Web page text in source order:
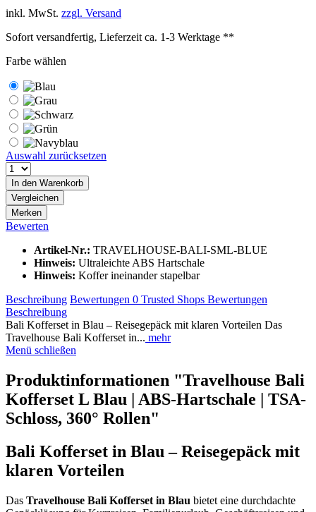
inkl. MwSt. zzgl. Versand
Sofort versandfertig, Lieferzeit ca. 1-3 Werktage **
Farbe wählen
Auswahl zurücksetzen
In den Warenkorb
Vergleichen
Merken
Bewerten
Artikel-Nr.: TRAVELHOUSE-BALI-SML-BLUE
Hinweis: Ultraleichte ABS Hartschale
Hinweis: Koffer ineinander stapelbar
Beschreibung Bewertungen 0 Trusted Shops Bewertungen
Beschreibung
Bali Kofferset in Blau – Reisegepäck mit klaren Vorteilen Das
Travelhouse Bali Kofferset in... mehr
Menü schließen
Produktinformationen "Travelhouse Bali
Kofferset L Blau | ABS-Hartschale | TSA-
Schloss, 360° Rollen"
Bali Kofferset in Blau – Reisegepäck mit
klaren Vorteilen
Das Travelhouse Bali Kofferset in Blau bietet eine durchdachte